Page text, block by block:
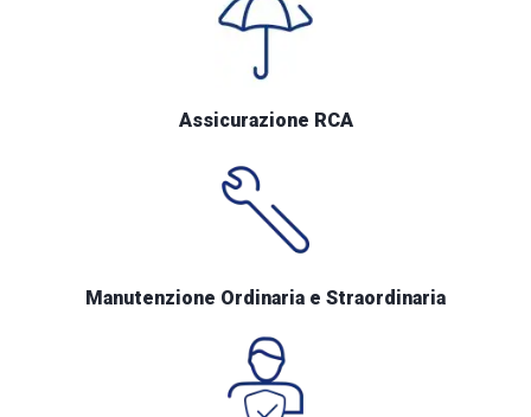
Assicurazione RCA
Manutenzione Ordinaria e Straordinaria